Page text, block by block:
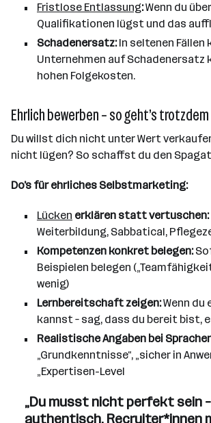
Fristlose Entlassung:Wenn du
Qualifikationen lügst und das
Schadenersatz:In seltenen Fällen
Unternehmen auf Schadenersatz
hohen Folgekosten.
Ehrlich bewerben – so geht’s
Du willst dich nicht unter Wert
nicht lügen? So schaffst du den
Do’s für ehrliches Selbstmarketing:
Lücken erklären statt vertuschen:
Weiterbildung, Sabbatical,
Kompetenzen konkret belegen:
Beispielen belegen
wenig)
Lernbereitschaft zeigen:Wenn du
kannst – sag, dass du bereit bist,
Realistische Angaben bei
„Grundkenntnisse“, „sicher in
„Expertisen-Level
„Du musst nicht perfekt sein
authentisch. Recruiter*innen